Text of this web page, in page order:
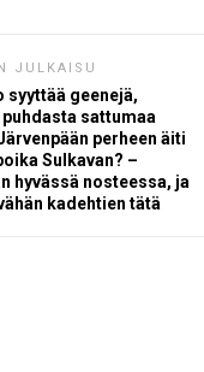
JULKAISU
syyttää geenejä,
puhdasta sattumaa
perheen äiti
Sulkavan? –
hyvässä nosteessa, ja
kadehtien tätä